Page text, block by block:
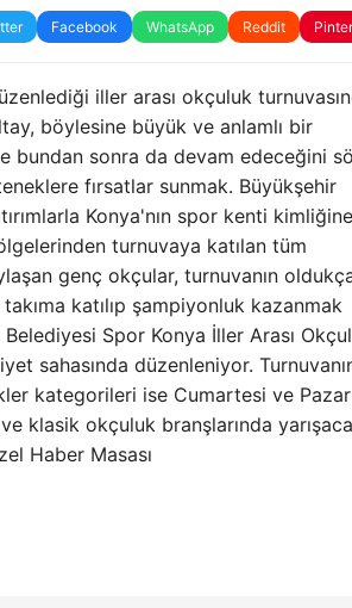
Facebook WhatsApp Reddit
iller arası okçuluk
böylesine büyük ve anlamlı bir
bundan sonra da devam edeceğini
fırsatlar sunmak. Büyükşehir
Konya'nın spor kenti
turnuvaya katılan tüm
genç okçular, turnuvanın
katılıp şampiyonluk kazanmak
Spor Konya İller Arası
sahasında düzenleniyor.
kategorileri ise Cumartesi ve Pazar
klasik okçuluk branşlarında
Haber Masası